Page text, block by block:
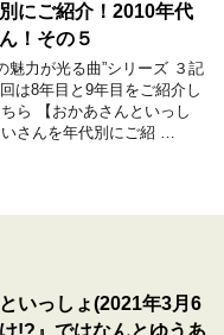
にご紹介！2010年代
！その５
力が光る曲”シリーズ ３記
は8年目と9年目をご紹介し
ら 【おかあさんといっし
さんを年代別にご紹 …
いっしょ(2021年3月6
!?』ではなんとゆうあ